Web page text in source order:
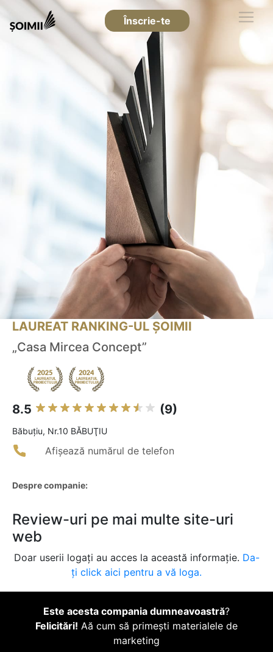
Înscrie-te
LAUREAT RANKING-UL ȘOIMII
„Casa Mircea Concept”
8.5 (9)
Băbuţiu, Nr.10 BĂBUŢIU
Afișează numărul de telefon
Despre companie:
Review-uri pe mai multe site-uri
web
Doar userii logați au acces la această informație. Da-
ți click aici pentru a vă loga.
Este acesta compania dumneavoastră?
Felicitări! Aă cum să primești materialele de
marketing